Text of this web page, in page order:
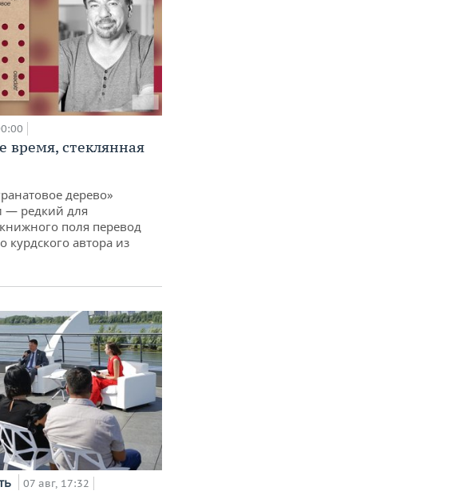
время, стеклянная
дерево»
— редкий для
поля перевод
курдского автора из
07 авг, 17:32